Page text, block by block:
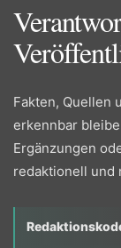
Fakten, Quellen
erkennbar
Ergänzungen
redaktionell und